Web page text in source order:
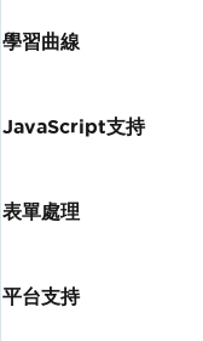
學習曲線
JavaScript支持
表單處理
平台支持